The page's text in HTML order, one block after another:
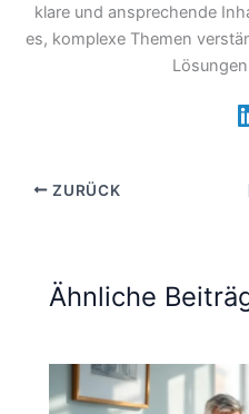
klare und ansprechende
es, komplexe Themen
ZURÜCK
Ähnliche